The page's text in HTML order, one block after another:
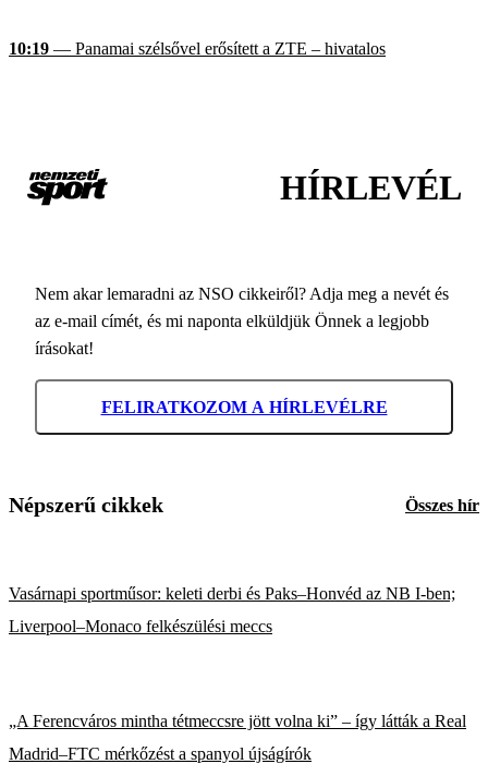
10:19 — Panamai szélsővel erősített a ZTE – hivatalos
HÍRLEVÉL
Nem akar lemaradni az NSO cikkeiről? Adja meg a nevét és
az e-mail címét, és mi naponta elküldjük Önnek a legjobb
írásokat!
FELIRATKOZOM A HÍRLEVÉLRE
Népszerű cikkek Összes hír
Vasárnapi sportműsor: keleti derbi és Paks–Honvéd az NB I-ben;
Liverpool–Monaco felkészülési meccs
„A Ferencváros mintha tétmeccsre jött volna ki” – így látták a Real
Madrid–FTC mérkőzést a spanyol újságírók